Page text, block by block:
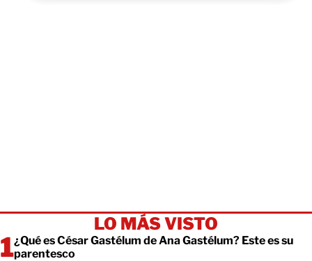
LO MÁS VISTO
¿Qué es César Gastélum de Ana Gastélum? Este es su
parentesco